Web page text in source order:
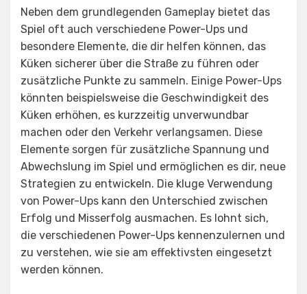
Neben dem grundlegenden Gameplay bietet das
Spiel oft auch verschiedene Power-Ups und
besondere Elemente, die dir helfen können, das
Küken sicherer über die Straße zu führen oder
zusätzliche Punkte zu sammeln. Einige Power-Ups
könnten beispielsweise die Geschwindigkeit des
Küken erhöhen, es kurzzeitig unverwundbar
machen oder den Verkehr verlangsamen. Diese
Elemente sorgen für zusätzliche Spannung und
Abwechslung im Spiel und ermöglichen es dir, neue
Strategien zu entwickeln. Die kluge Verwendung
von Power-Ups kann den Unterschied zwischen
Erfolg und Misserfolg ausmachen. Es lohnt sich,
die verschiedenen Power-Ups kennenzulernen und
zu verstehen, wie sie am effektivsten eingesetzt
werden können.